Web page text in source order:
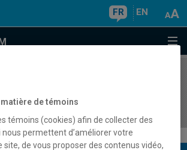
FR EN
de témoins
témoins (cookies) afin de collecter des
permettent d’améliorer votre
site, de vous proposer des contenus vidéo,